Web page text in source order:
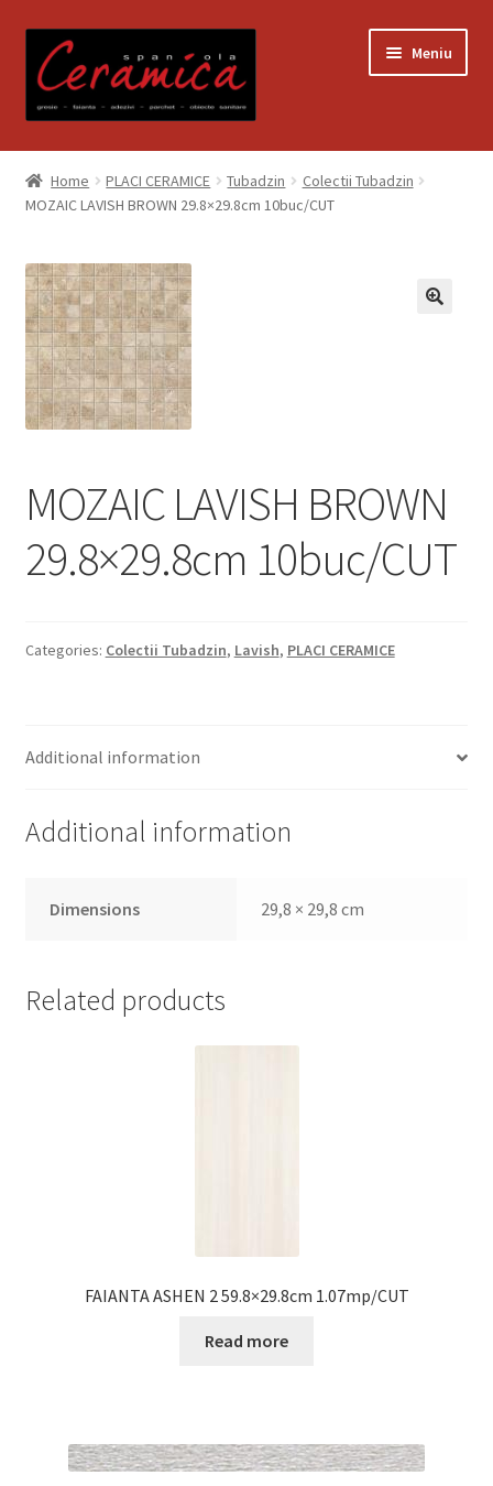
la
navigare
la
conținut
Meniu
Prima pagină
Blog
Contact
Contul meu
Coș
Informatii
Plata si Livrare
Home PLACI CERAMICE Tubadzin
Colectii Tubadzin
MOZAIC LAVISH BROWN 29.8×29.8cm 10buc/CUT
MOZAIC LAVISH BROWN
29.8×29.8cm 10buc/CUT
Categories: Colectii Tubadzin, Lavish, PLACI CERAMICE
Additional information
Additional information
Dimensions 29,8 × 29,8 cm
Related products
FAIANTA ASHEN 2 59.8×29.8cm 1.07mp/CUT
Read more